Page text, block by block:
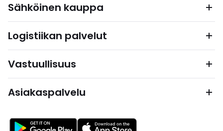
Sähköinen kauppa
Logistiikan palvelut
Vastuullisuus
Asiakaspalvelu